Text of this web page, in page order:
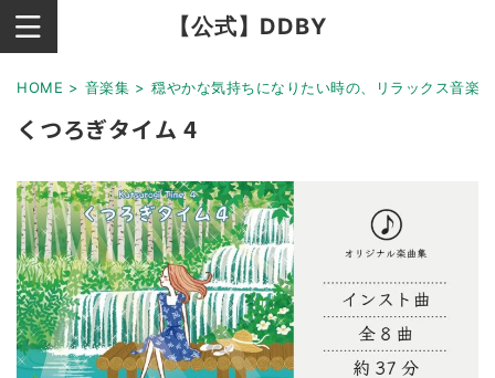
【公式】DDBY
HOME > 音楽集 > 穏やかな気持ちになりたい時の、リラックス音楽集
くつろぎタイム 4